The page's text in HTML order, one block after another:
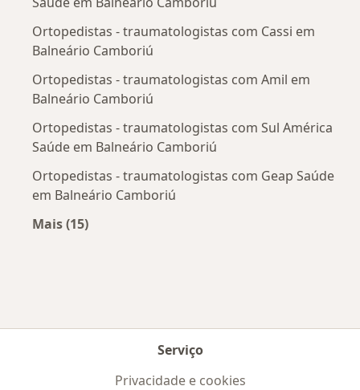
Ortopedistas - traumatologistas com Cassi em
Balneário Camboriú
Ortopedistas - traumatologistas com Amil em
Balneário Camboriú
Ortopedistas - traumatologistas com Sul América
Saúde em Balneário Camboriú
Ortopedistas - traumatologistas com Geap Saúde
em Balneário Camboriú
Mais (15)
Serviço
Privacidade e cookies